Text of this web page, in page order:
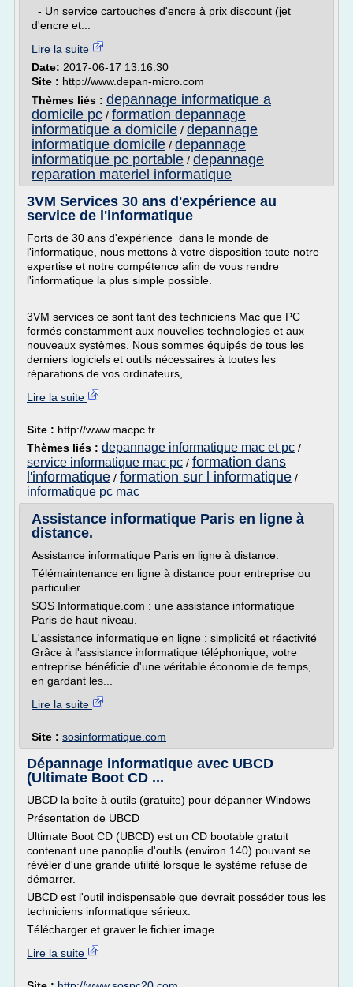
- Un service cartouches d'encre à prix discount (jet
d'encre et...
Lire la suite
Date: 2017-06-17 13:16:30
Site : http://www.depan-micro.com
Thèmes liés : depannage informatique a
domicile pc / formation depannage
informatique a domicile / depannage
informatique domicile / depannage
informatique pc portable / depannage
reparation materiel informatique
3VM Services 30 ans d'expérience au
service de l'informatique
Forts de 30 ans d'expérience dans le monde de
l'informatique, nous mettons à votre disposition toute notre
expertise et notre compétence afin de vous rendre
l'informatique la plus simple possible.
3VM services ce sont tant des techniciens Mac que PC
formés constamment aux nouvelles technologies et aux
nouveaux systèmes. Nous sommes équipés de tous les
derniers logiciels et outils nécessaires à toutes les
réparations de vos ordinateurs,...
Lire la suite
Site : http://www.macpc.fr
Thèmes liés : depannage informatique mac et pc /
service informatique mac pc / formation dans
l'informatique / formation sur l informatique /
informatique pc mac
Assistance informatique Paris en ligne à
distance.
Assistance informatique Paris en ligne à distance.
Télémaintenance en ligne à distance pour entreprise ou
particulier
SOS Informatique.com : une assistance informatique
Paris de haut niveau.
L'assistance informatique en ligne : simplicité et réactivité
Grâce à l'assistance informatique téléphonique, votre
entreprise bénéficie d'une véritable économie de temps,
en gardant les...
Lire la suite
Site : sosinformatique.com
Dépannage informatique avec UBCD
(Ultimate Boot CD ...
UBCD la boîte à outils (gratuite) pour dépanner Windows
Présentation de UBCD
Ultimate Boot CD (UBCD) est un CD bootable gratuit
contenant une panoplie d'outils (environ 140) pouvant se
révéler d'une grande utilité lorsque le système refuse de
démarrer.
UBCD est l'outil indispensable que devrait posséder tous les
techniciens informatique sérieux.
Télécharger et graver le fichier image...
Lire la suite